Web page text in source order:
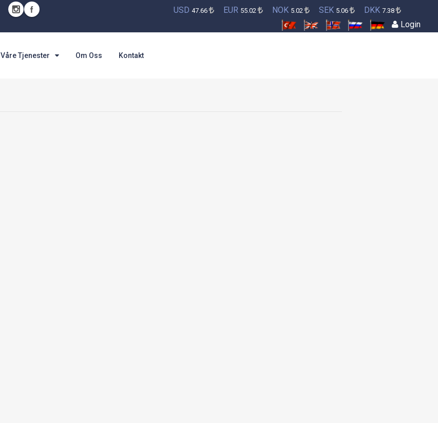
USD47.66 EUR 55.02 NOK 5.02 SEK 5.06 DKK7.38
Login
Våre Tjenester Om Oss Kontakt